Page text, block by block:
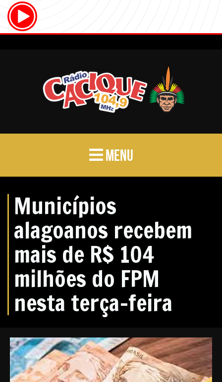
MENU
Municípios
alagoanos recebem
mais de R$ 104
milhões do FPM
nesta terça-feira